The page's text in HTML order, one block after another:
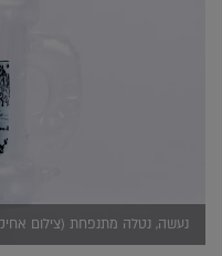
נעשה, נטלה מתנפחת (צילום